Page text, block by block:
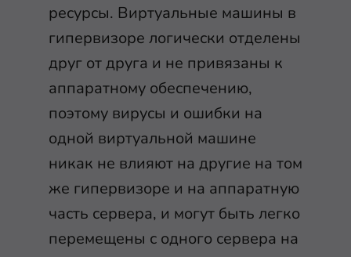
ресурсы. Виртуальные машины в
гипервизоре логически отделены
друг от друга и не привязаны к
аппаратному обеспечению,
поэтому вирусы и ошибки на
одной виртуальной машине
никак не влияют на другие на том
же гипервизоре и на аппаратную
часть сервера, и могут быть легко
перемещены с одного сервера на